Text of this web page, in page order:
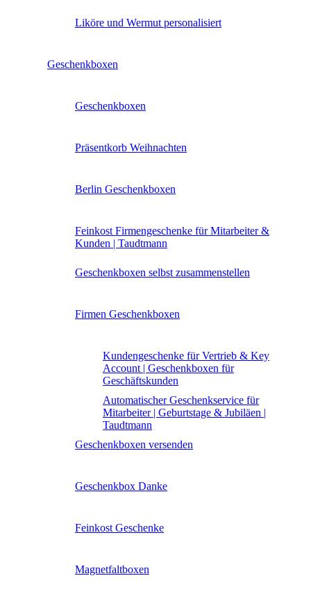
Liköre und Wermut personalisiert
Geschenkboxen
Geschenkboxen
Präsentkorb Weihnachten
Berlin Geschenkboxen
Feinkost Firmengeschenke für Mitarbeiter &
Kunden | Taudtmann
Geschenkboxen selbst zusammenstellen
Firmen Geschenkboxen
Kundengeschenke für Vertrieb & Key
Account | Geschenkboxen für
Geschäftskunden
Automatischer Geschenkservice für
Mitarbeiter | Geburtstage & Jubiläen |
Taudtmann
Geschenkboxen versenden
Geschenkbox Danke
Feinkost Geschenke
Magnetfaltboxen